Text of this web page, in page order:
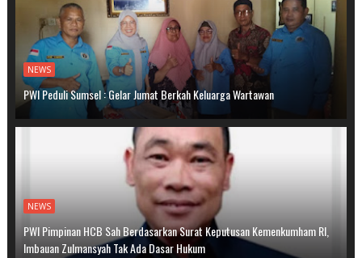
NEWS
PWI Peduli Sumsel : Gelar Jumat Berkah Keluarga Wartawan
NEWS
PWI Pimpinan HCB Sah Berdasarkan Surat Keputusan Kemenkumham RI,
Imbauan Zulmansyah Tak Ada Dasar Hukum